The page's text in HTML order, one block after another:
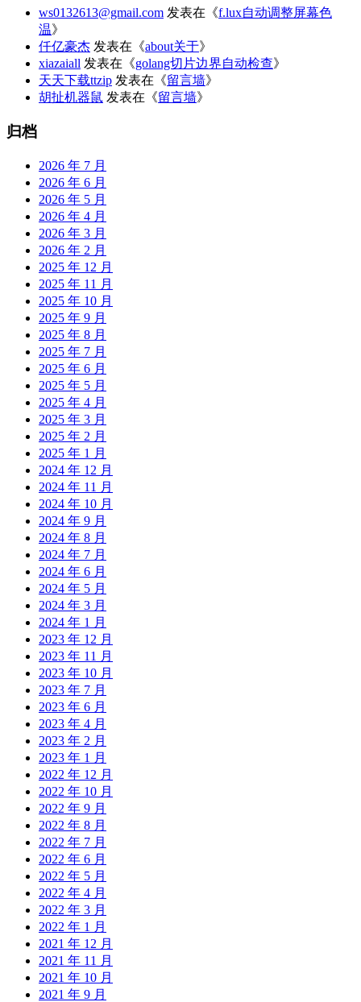
ws0132613@gmail.com 发表在《f.lux自动调整屏幕色
温》
仟亿豪杰 发表在《about关于》
xiazaiall 发表在《golang切片边界自动检查》
天天下载ttzip 发表在《留言墙》
胡扯机器鼠 发表在《留言墙》
归档
2026 年 7 月
2026 年 6 月
2026 年 5 月
2026 年 4 月
2026 年 3 月
2026 年 2 月
2025 年 12 月
2025 年 11 月
2025 年 10 月
2025 年 9 月
2025 年 8 月
2025 年 7 月
2025 年 6 月
2025 年 5 月
2025 年 4 月
2025 年 3 月
2025 年 2 月
2025 年 1 月
2024 年 12 月
2024 年 11 月
2024 年 10 月
2024 年 9 月
2024 年 8 月
2024 年 7 月
2024 年 6 月
2024 年 5 月
2024 年 3 月
2024 年 1 月
2023 年 12 月
2023 年 11 月
2023 年 10 月
2023 年 7 月
2023 年 6 月
2023 年 4 月
2023 年 2 月
2023 年 1 月
2022 年 12 月
2022 年 10 月
2022 年 9 月
2022 年 8 月
2022 年 7 月
2022 年 6 月
2022 年 5 月
2022 年 4 月
2022 年 3 月
2022 年 1 月
2021 年 12 月
2021 年 11 月
2021 年 10 月
2021 年 9 月